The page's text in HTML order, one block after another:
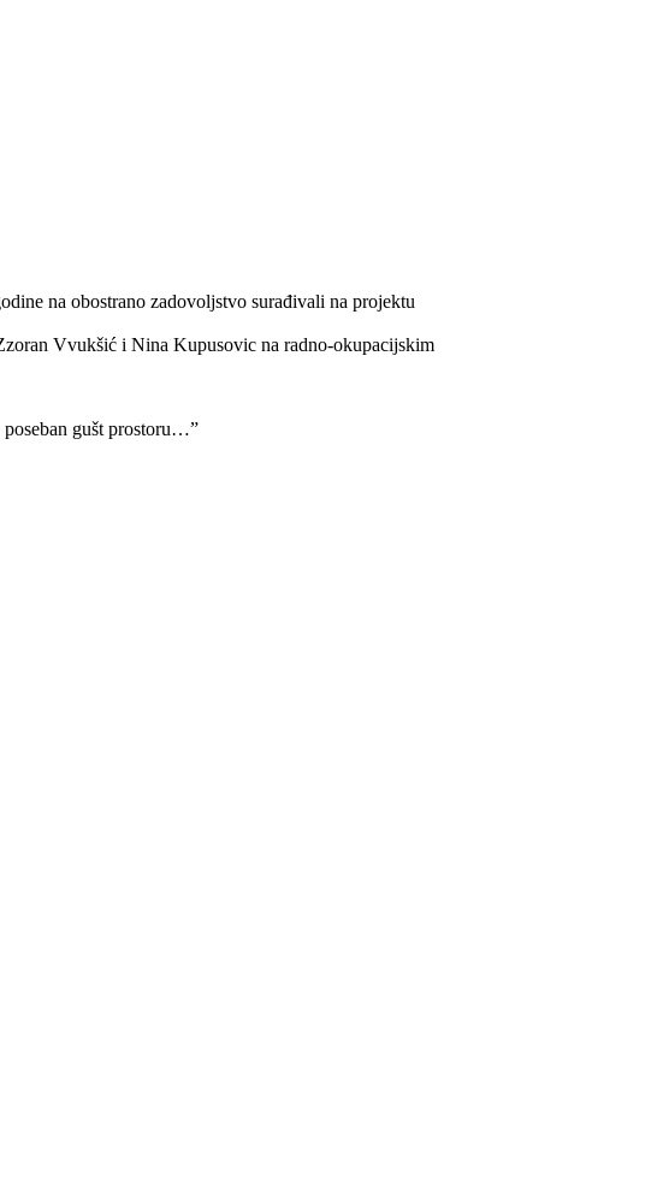
na obostrano zadovoljstvo surađivali na projektu
Vvukšić i Nina Kupusovic na radno-okupacijskim
poseban gušt prostoru…”